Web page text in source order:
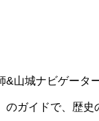
&山城ナビゲー
ガイドで、歴史